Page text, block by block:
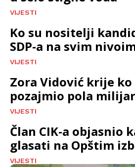
VIJESTI
Ko su nositelji
SDP-a na svim
VIJESTI
Zora Vidović krije ko
pozajmio pola
VIJESTI
Član CIK-a objasnio
glasati na Opštim
VIJESTI